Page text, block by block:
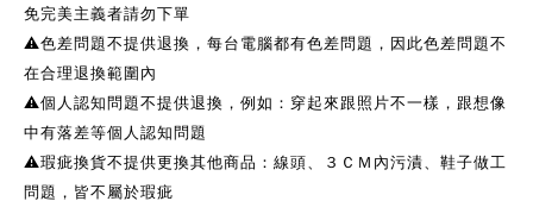
免完美主義者請勿下單
⚠️色差問題不提供退換，每台電腦都有色差問題，因此色差問題不
在合理退換範圍內
⚠️個人認知問題不提供退換，例如：穿起來跟照片不一樣，跟想像
中有落差等個人認知問題
⚠️瑕疵換貨不提供更換其他商品：線頭、３ＣＭ內污漬、鞋子做工
問題，皆不屬於瑕疵